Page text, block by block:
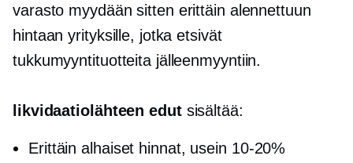
varasto myydään sitten erittäin alennettuun
hintaan yrityksille, jotka etsivät
tukkumyyntituotteita jälleenmyyntiin.
likvidaatiolähteen edutsisältää:
Erittäin alhaiset hinnat, usein 10-20%